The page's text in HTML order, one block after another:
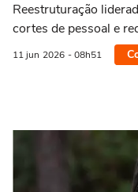
Reestruturação
cortes de pessoal e
11 jun 2026 - 08h51